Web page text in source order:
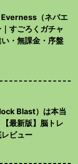
（ネバエ
すごろくガチャ
・無課金・序盤
Blast）は本当
最新版】脳トレ
ビュー